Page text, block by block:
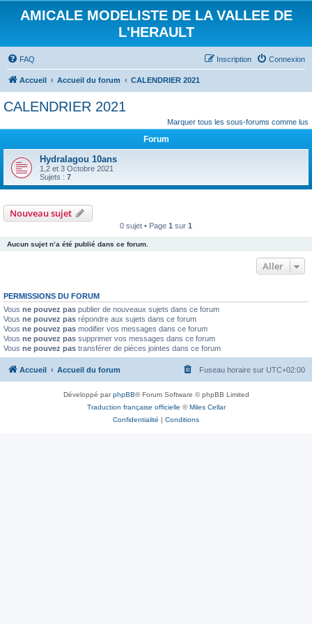
AMICALE MODELISTE DE LA VALLEE DE
L'HERAULT
FAQ Connexion
Inscription
Accueil Accueil du forum CALENDRIER 2021
CALENDRIER 2021
Marquer tous les sous-forums comme lus
Forum
Hydralagou 10ans
1,2 et 3 Octobre 2021
Sujets : 7
Nouveau sujet
0 sujet • Page 1 sur 1
Aucun sujet n’a été publié dans ce forum.
Aller
PERMISSIONS DU FORUM
Vous ne pouvez pas publier de nouveaux sujets dans ce forum
Vous ne pouvez pas répondre aux sujets dans ce forum
Vous ne pouvez pas modifier vos messages dans ce forum
Vous ne pouvez pas supprimer vos messages dans ce forum
Vous ne pouvez pas transférer de pièces jointes dans ce forum
Accueil Accueil du forum Fuseau horaire sur UTC+02:00
Développé parphpBB® Forum Software © phpBB Limited
Traduction française officielle ©Miles Cellar
Confidentialité | Conditions